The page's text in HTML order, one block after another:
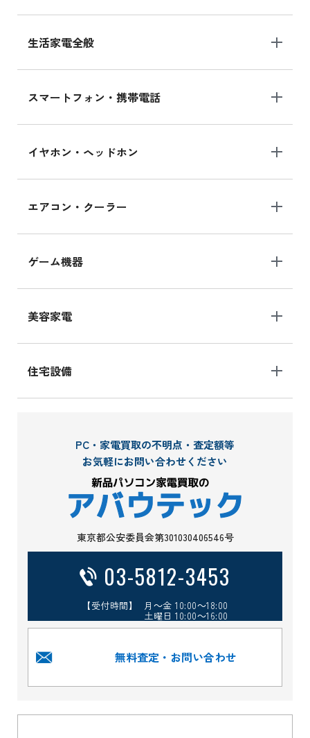
生活家電全般
スマートフォン・携帯電話
イヤホン・ヘッドホン
エアコン・クーラー
ゲーム機器
美容家電
住宅設備
PC・家電買取の不明点・査定額等
お気軽にお問い合わせください
東京都公安委員会第301030406546号
03-5812-3453
【受付時間】 月～金 10:00～18:00
土曜日 10:00～16:00
無料査定・お問い合わせ